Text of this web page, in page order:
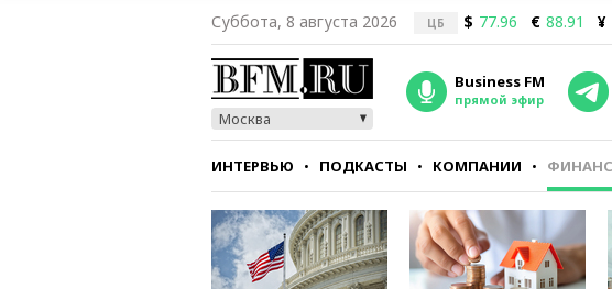
Суббота, 8 августа 2026 ЦБ $ 77.96 € 88.91 ¥
Москва
Business FM
прямой эфир
ИНТЕРВЬЮ ПОДКАСТЫ КОМПАНИИ
СТИЛЬ ТЕСТЫ